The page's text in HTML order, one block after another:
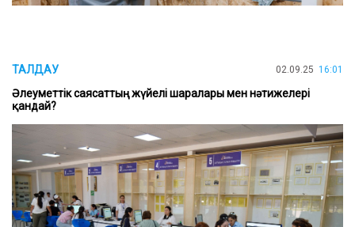
ТАЛДАУ 02.09.25 16:01
Әлеуметтік саясаттың жүйелі шаралары мен нәтижелері
қандай?